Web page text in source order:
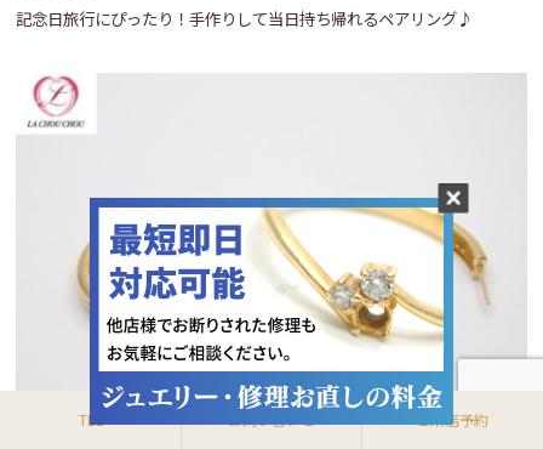
記念日旅行にぴったり！手作りして当日持ち帰れるペアリング♪
TEL ご来店予約